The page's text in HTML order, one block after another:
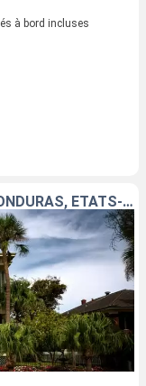
à bord incluses
MEXIQUE, COSTA RICA, PANAMA, HONDURAS, ÉTATS-UNIS